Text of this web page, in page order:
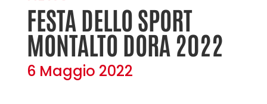
FESTA DELLO SPORT
MONTALTO DORA 2022
6 Maggio 2022